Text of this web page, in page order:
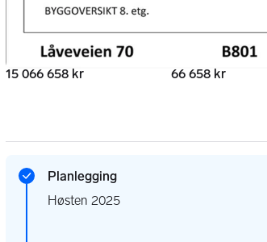
15 000 000 kr
Totalpris
15 066 658 kr
Omkostninger
66 658 kr
Planlegging
Høsten 2025